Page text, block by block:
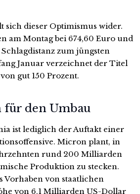
sich dieser Optimismus wider.
am Montag bei 674,60 Euro und
zum jüngsten
Januar verzeichnet der Titel
gut 150 Prozent.
für den Umbau
ist lediglich der Auftakt einer
Micron plant, in
rund 200 Milliarden
Produktion zu stecken.
Vorhaben von staatlichen
von 6,1 Milliarden US-Dollar